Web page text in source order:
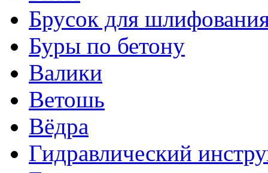
Брусок для
Буры по бетону
Валики
Ветошь
Вёдра
Гидравлический